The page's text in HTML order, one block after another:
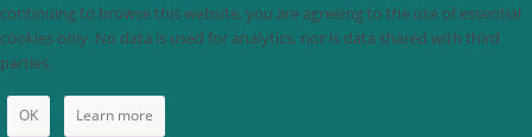
continuing to browse this website, you are agreeing to the use of essential
cookies only. No data is used for analytics, nor is data shared with third
parties.
OK Learn more